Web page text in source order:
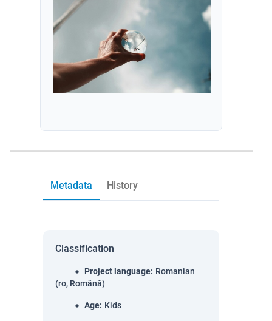
Metadata History
Classification
Project language: Romanian
(ro, Română)
Age: Kids